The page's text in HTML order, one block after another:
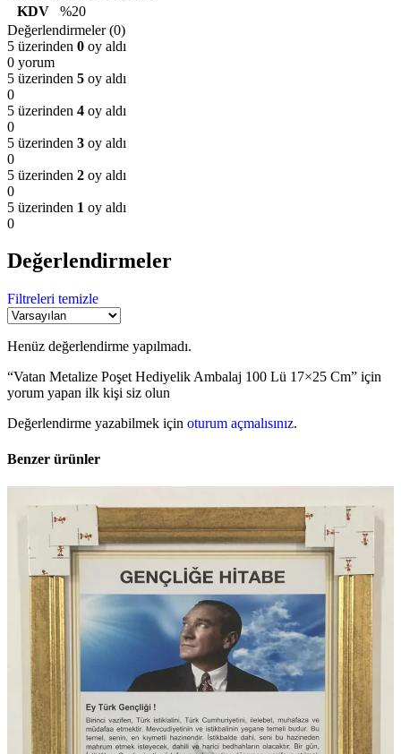
KDV
%20
Değerlendirmeler (0)
5 üzerinden 0 oy aldı
0 yorum
5 üzerinden 5 oy aldı
0
5 üzerinden 4 oy aldı
0
5 üzerinden 3 oy aldı
0
5 üzerinden 2 oy aldı
0
5 üzerinden 1 oy aldı
0
Değerlendirmeler
Filtreleri temizle
Henüz değerlendirme yapılmadı.
“Vatan Metalize Poşet Hediyelik Ambalaj 100 Lü 17×25 Cm” için
yorum yapan ilk kişi siz olun
Değerlendirme yazabilmek için oturum açmalısınız.
Benzer ürünler